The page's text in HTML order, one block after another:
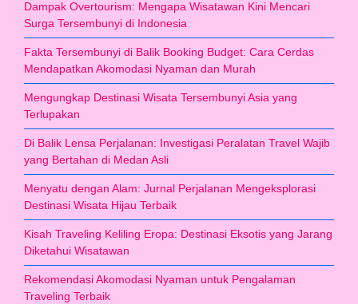
Dampak Overtourism: Mengapa Wisatawan Kini Mencari
Surga Tersembunyi di Indonesia
Fakta Tersembunyi di Balik Booking Budget: Cara Cerdas
Mendapatkan Akomodasi Nyaman dan Murah
Mengungkap Destinasi Wisata Tersembunyi Asia yang
Terlupakan
Di Balik Lensa Perjalanan: Investigasi Peralatan Travel Wajib
yang Bertahan di Medan Asli
Menyatu dengan Alam: Jurnal Perjalanan Mengeksplorasi
Destinasi Wisata Hijau Terbaik
Kisah Traveling Keliling Eropa: Destinasi Eksotis yang Jarang
Diketahui Wisatawan
Rekomendasi Akomodasi Nyaman untuk Pengalaman
Traveling Terbaik